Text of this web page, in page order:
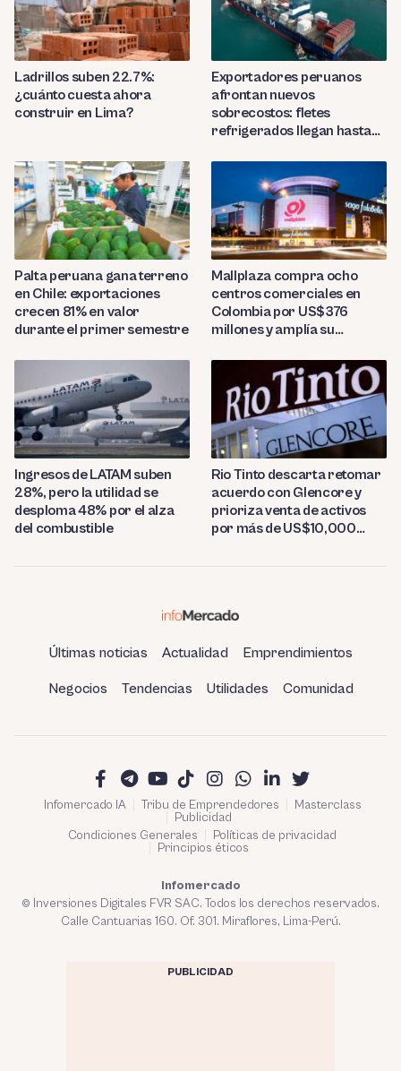
Ladrillos suben 22.7%:
¿cuánto cuesta ahora
construir en Lima?
Exportadores peruanos
afrontan nuevos
sobrecostos: fletes
refrigerados llegan hasta
Palta peruana gana terreno
en Chile: exportaciones
crecen 81% en valor
durante el primer semestre
Mallplaza compra ocho
centros comerciales en
Colombia por US$376
millones y amplía su
Ingresos de LATAM suben
28%, pero la utilidad se
desploma 48% por el alza
del combustible
Rio Tinto descarta retomar
acuerdo con Glencore y
prioriza venta de activos
por más de US$10,000
Últimas noticias Actualidad Emprendimientos
Negocios Tendencias Utilidades Comunidad
Infomercado IA Tribu de Emprendedores
Masterclass
Publicidad
Condiciones Generales
Políticas de privacidad
Principios éticos
Infomercado
© Inversiones Digitales FVR SAC. Todos los derechos reservados.
Calle Cantuarias 160. Of. 301. Miraflores, Lima-Perú.
PUBLICIDAD